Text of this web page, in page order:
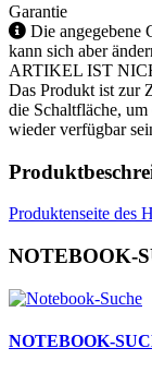
Garantie
Die angegebene
kann sich aber
ARTIKEL IST
Das Produkt ist zur
die Schaltfläche,
wieder verfügbar
Produktenseite des
NOTEBOOK-
NOTEBOOK-